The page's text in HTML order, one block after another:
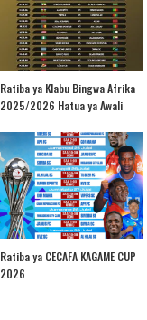
Ratiba ya Klabu Bingwa Afrika
2025/2026 Hatua ya Awali
Ratiba ya CECAFA KAGAME CUP
2026